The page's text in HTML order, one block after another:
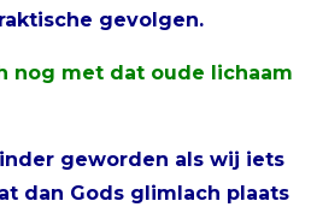
gevolgen.
nog met dat oude lichaam
geworden als wij iets
dan Gods glimlach plaats